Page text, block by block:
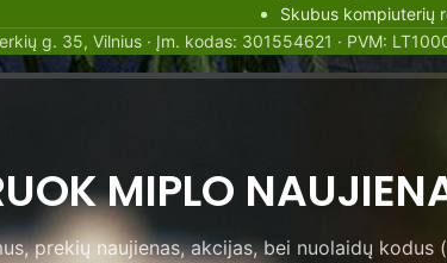
Skubus kompiuterių
g. 35, Vilnius · Įm. kodas: 301554621 · PVM:
MIPLO
prekių naujienas, akcijas, bei nuolaidų